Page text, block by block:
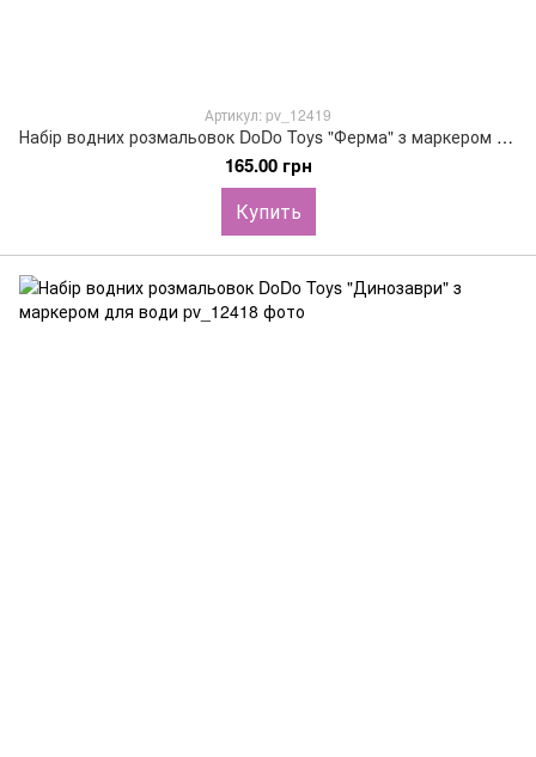
Артикул: pv_12419
Набір водних розмальовок DoDo Toys "Ферма" з маркером для води
165.00 грн
Купить